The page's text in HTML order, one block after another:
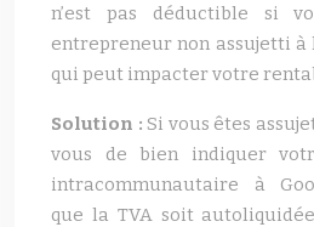
n’est pas déductible si
entrepreneur non assujetti à
qui peut impacter votre
Solution : Si vous êtes
vous de bien indiquer
intracommunautaire à
que la TVA soit